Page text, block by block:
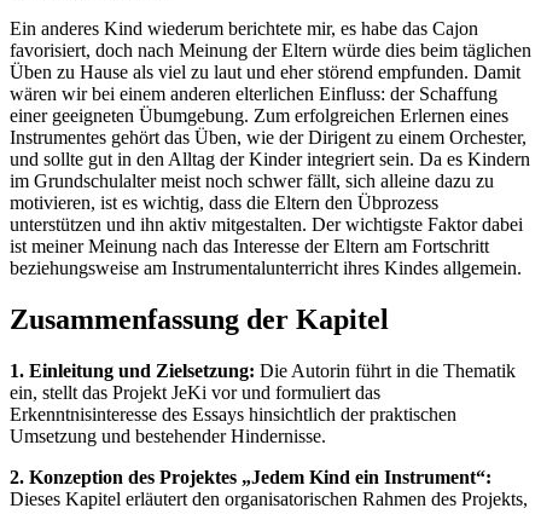
Ein anderes Kind wiederum berichtete mir, es habe das Cajon
favorisiert, doch nach Meinung der Eltern würde dies beim täglichen
Üben zu Hause als viel zu laut und eher störend empfunden. Damit
wären wir bei einem anderen elterlichen Einfluss: der Schaffung
einer geeigneten Übumgebung. Zum erfolgreichen Erlernen eines
Instrumentes gehört das Üben, wie der Dirigent zu einem Orchester,
und sollte gut in den Alltag der Kinder integriert sein. Da es Kindern
im Grundschulalter meist noch schwer fällt, sich alleine dazu zu
motivieren, ist es wichtig, dass die Eltern den Übprozess
unterstützen und ihn aktiv mitgestalten. Der wichtigste Faktor dabei
ist meiner Meinung nach das Interesse der Eltern am Fortschritt
beziehungsweise am Instrumentalunterricht ihres Kindes allgemein.
Zusammenfassung der Kapitel
1. Einleitung und Zielsetzung: Die Autorin führt in die Thematik
ein, stellt das Projekt JeKi vor und formuliert das
Erkenntnisinteresse des Essays hinsichtlich der praktischen
Umsetzung und bestehender Hindernisse.
2. Konzeption des Projektes „Jedem Kind ein Instrument“:
Dieses Kapitel erläutert den organisatorischen Rahmen des Projekts,